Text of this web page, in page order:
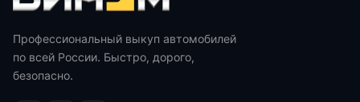
Профессиональный выкуп автомобилей
по всей России. Быстро, дорого,
безопасно.